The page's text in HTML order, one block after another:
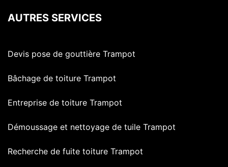
AUTRES SERVICES
Devis pose de gouttière Trampot
Bâchage de toiture Trampot
Entreprise de toiture Trampot
Démoussage et nettoyage de tuile Trampot
Recherche de fuite toiture Trampot